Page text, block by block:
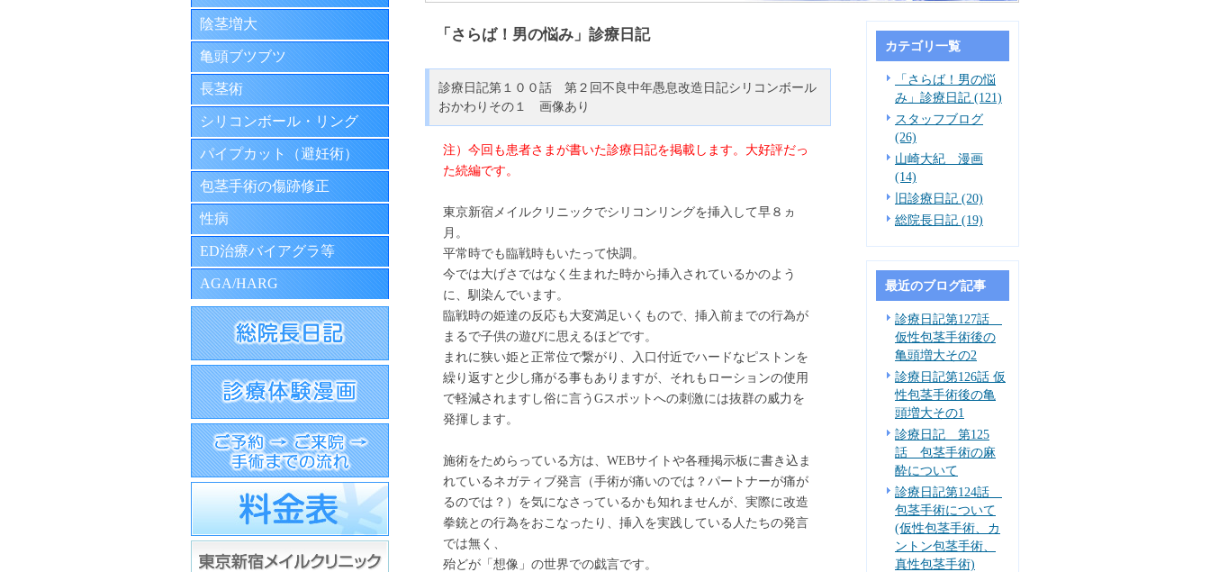
「さらば！男の悩み」診療日記
診療日記第１００話 第２回不良中年愚息改造日記シリコンボール
おかわりその１ 画像あり
注）今回も患者さまが書いた診療日記を掲載します。大好評だっ
た続編です。
東京新宿メイルクリニックでシリコンリングを挿入して早８ヵ
月。
平常時でも臨戦時もいたって快調。
今では大げさではなく生まれた時から挿入されているかのよう
に、馴染んでいます。
臨戦時の姫達の反応も大変満足いくもので、挿入前までの行為が
まるで子供の遊びに思えるほどです。
まれに狭い姫と正常位で繋がり、入口付近でハードなピストンを
繰り返すと少し痛がる事もありますが、それもローションの使用
で軽減されますし俗に言うGスポットへの刺激には抜群の威力を
発揮します。
施術をためらっている方は、WEBサイトや各種掲示板に書き込ま
れているネガティブ発言（手術が痛いのでは？パートナーが痛が
るのでは？）を気になさっているかも知れませんが、実際に改造
拳銃との行為をおこなったり、挿入を実践している人たちの発言
では無く、
殆どが「想像」の世界での戯言です。
カテゴリ一覧
「さらば！男の悩
み」診療日記 (121)
スタッフブログ
(26)
山崎大紀 漫画
(14)
旧診療日記 (20)
総院長日記 (19)
最近のブログ記事
診療日記第127話
仮性包茎手術後の
亀頭増大その2
診療日記第126話 仮
性包茎手術後の亀
頭増大その1
診療日記 第125
話 包茎手術の麻
酔について
診療日記第124話
包茎手術について
(仮性包茎手術、カ
ントン包茎手術、
真性包茎手術)
陰茎増大
亀頭ブツブツ
長茎術
シリコンボール・リング
パイプカット（避妊術）
包茎手術の傷跡修正
性病
ED治療バイアグラ等
AGA/HARG